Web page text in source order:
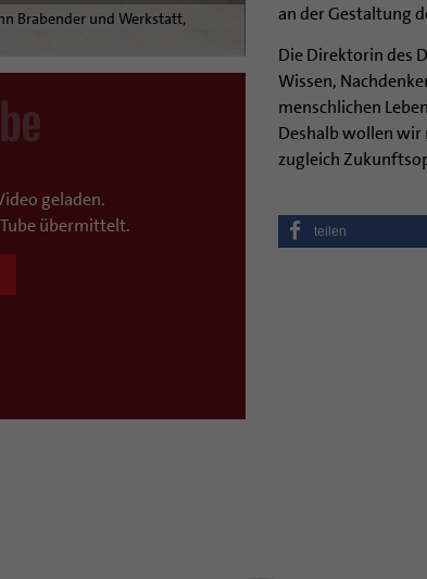
Brabender und Werkstatt,
geladen.
übermittelt.
an der Gestaltung
Die Direktorin des
Wissen,
menschlichen
Deshalb wollen wir
zugleich
teilen